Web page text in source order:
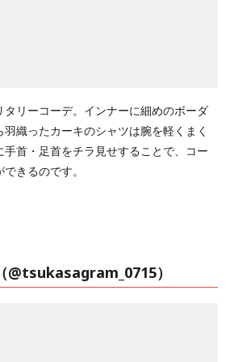
リーコーデ。インナーに細めのボーダ
織ったカーキのシャツは腕を軽くまく
手首・足首をチラ見せすることで、コー
きるのです。
@tsukasagram_0715）